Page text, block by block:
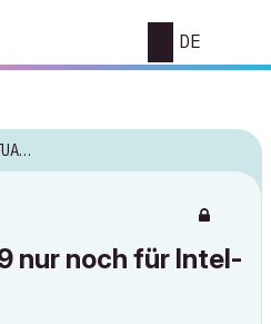
DE
nur noch für Intel-